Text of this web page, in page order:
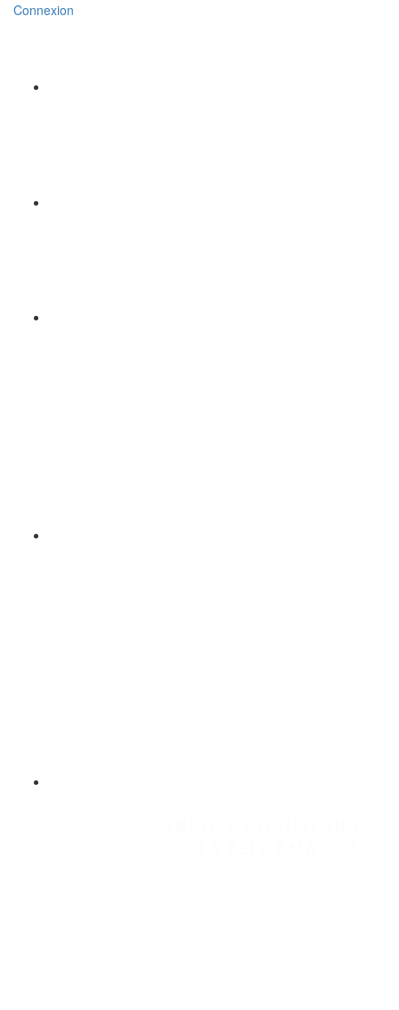
Connexion